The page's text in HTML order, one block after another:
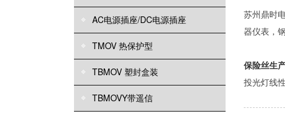
AC电源插座/DC电源插座
TMOV 热保护型
TBMOV 塑封盒装
TBMOVY带遥信
苏州鼎时
器仪表，
保险丝生
投光灯线